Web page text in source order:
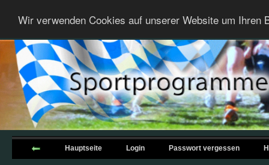
Wir verwenden Cookies auf unserer Website um
Hauptseite Login Passwort vergessen